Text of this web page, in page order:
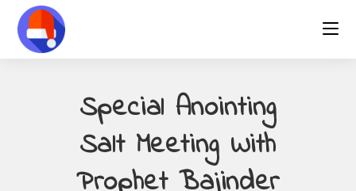
content
Special Anointing
Salt Meeting With
Prophet Bajinder